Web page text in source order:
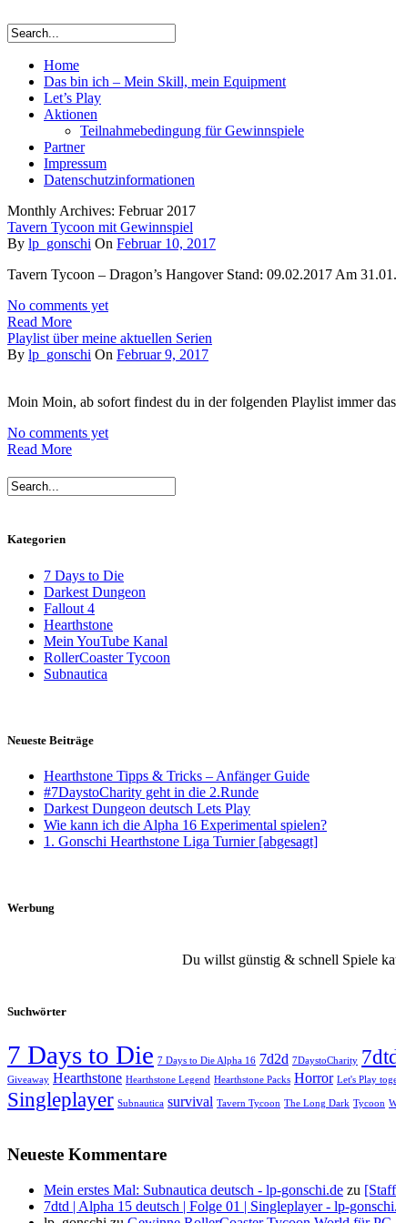
Home
Das bin ich – Mein Skill, mein Equipment
Let’s Play
Aktionen
Teilnahmebedingung für Gewinnspiele
Partner
Impressum
Datenschutzinformationen
Monthly Archives: Februar 2017
Tavern Tycoon mit Gewinnspiel
By lp_gonschi On Februar 10, 2017
Tavern Tycoon – Dragon’s Hangover Stand: 09.02.2017 Am
No comments yet
Read More
Playlist über meine aktuellen Serien
By lp_gonschi On Februar 9, 2017
Moin Moin, ab sofort findest du in der folgenden Playlist immer
No comments yet
Read More
Kategorien
7 Days to Die
Darkest Dungeon
Fallout 4
Hearthstone
Mein YouTube Kanal
RollerCoaster Tycoon
Subnautica
Neueste Beiträge
Hearthstone Tipps & Tricks – Anfänger Guide
#7DaystoCharity geht in die 2.Runde
Darkest Dungeon deutsch Lets Play
Wie kann ich die Alpha 16 Experimental spielen?
1. Gonschi Hearthstone Liga Turnier [abgesagt]
Werbung
Du willst günstig & schnell Spiele
Suchwörter
7 Days to Die 7 Days to Die Alpha 16 7d2d 7DaystoCharity
Giveaway Hearthstone Hearthstone Legend Hearthstone Packs Horror Let's Play
Singleplayer Subnautica survival Tavern Tycoon The Long Dark Tycoon
Neueste Kommentare
Mein erstes Mal: Subnautica deutsch - lp-gonschi.de zu
7dtd | Alpha 15 deutsch | Folge 01 | Singleplayer - lp-